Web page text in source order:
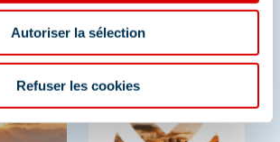
Autoriser la sélection
Refuser les cookies